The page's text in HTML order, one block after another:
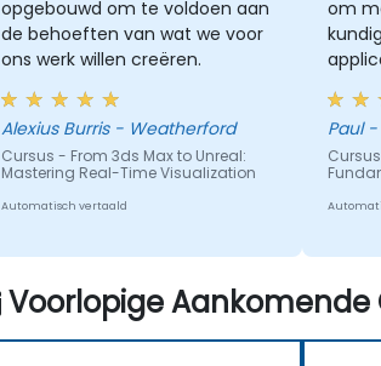
opgebouwd om te voldoen aan
de behoeften van wat we voor
ons werk willen creëren.
Alexius Burris - Weatherford
Cursus - From 3ds Max to Unreal:
Mastering Real-Time Visualization
Automatisch vertaald
om
gaan
fout
Paul
Voorlopige Aankomende